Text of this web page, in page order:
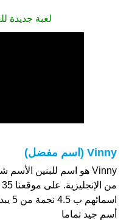
لعبة جديدة
Vinny (اسم مفضل)
أسم جيد تماما